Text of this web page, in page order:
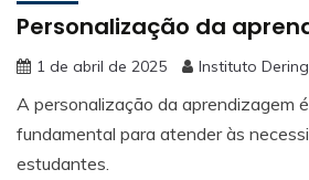
Personalização da
1 de abril de 2025 Instituto Dering
A personalização da aprendizagem
fundamental para atender às
estudantes.